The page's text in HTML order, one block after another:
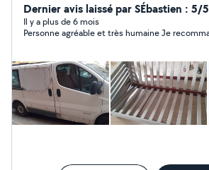
Dernier avis laissé par SÉbastien : 5/5
Il y a plus de 6 mois